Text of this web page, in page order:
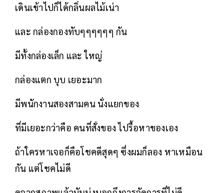
เดินเข้าไปก็ได้กลิ่นผลไม้เน่า
และ กล่องกองทับๆๆๆๆๆๆ กัน
มีทั้งกล่องเล็ก และ ใหญ่
กล่องแตก บุบ เยอะมาก
มีพนักงานสองสามคน นั่งแยกของ
ที่มีเยอะกว่าคือ คนที่สั่งของ ไปรื้อหาของเอง
ถ้าใครหาเจอก็คือโชคดีสุดๆ ซึ่งผมก็ลอง หาเหมือน
กัน แต่โชคไม่ดี